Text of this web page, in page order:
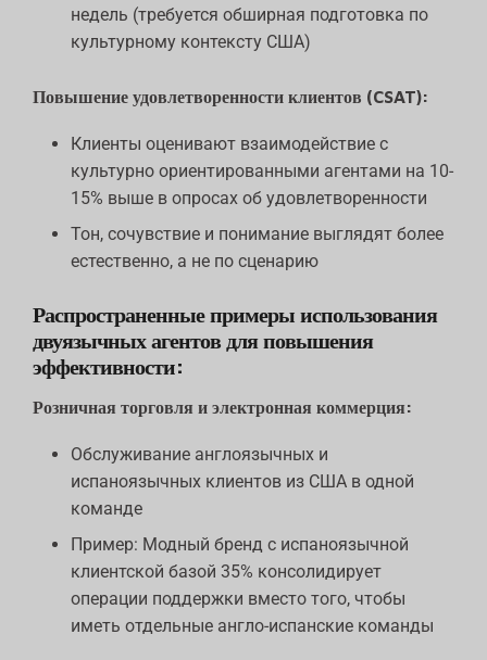
недель (требуется обширная подготовка по
культурному контексту США)
Повышение удовлетворенности клиентов (CSAT):
Клиенты оценивают взаимодействие с
культурно ориентированными агентами на 10-
15% выше в опросах об удовлетворенности
Тон, сочувствие и понимание выглядят более
естественно, а не по сценарию
Распространенные примеры использования
двуязычных агентов для повышения
эффективности:
Розничная торговля и электронная коммерция:
Обслуживание англоязычных и
испаноязычных клиентов из США в одной
команде
Пример: Модный бренд с испаноязычной
клиентской базой 35% консолидирует
операции поддержки вместо того, чтобы
иметь отдельные англо-испанские команды